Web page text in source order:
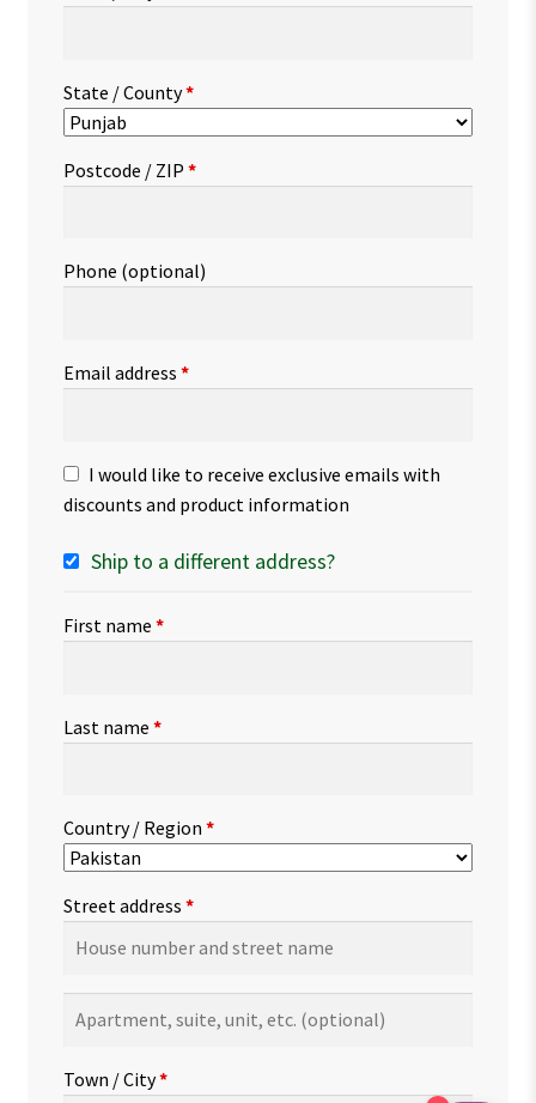
etc.(optional)
State / County*
Postcode / ZIP *
Phone (optional)
Email address *
I would like to receive exclusive emails with
discounts and product information
Ship to a different address?
First name *
Last name *
Country / Region *
Street address *
suite,
etc.(optional)
Town / City*